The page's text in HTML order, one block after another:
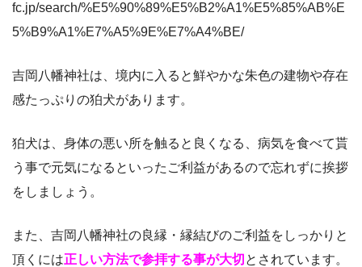
fc.jp/search/%E5%90%89%E5%B2%A1%E5%85%AB%E
5%B9%A1%E7%A5%9E%E7%A4%BE/
吉岡八幡神社は、境内に入ると鮮やかな朱色の建物や存在
感たっぷりの狛犬があります。
狛犬は、身体の悪い所を触ると良くなる、病気を食べて貰
う事で元気になるといったご利益があるので忘れずに挨拶
をしましょう。
また、吉岡八幡神社の良縁・縁結びのご利益をしっかりと
頂くには正しい方法で参拝する事が大切 とされています。